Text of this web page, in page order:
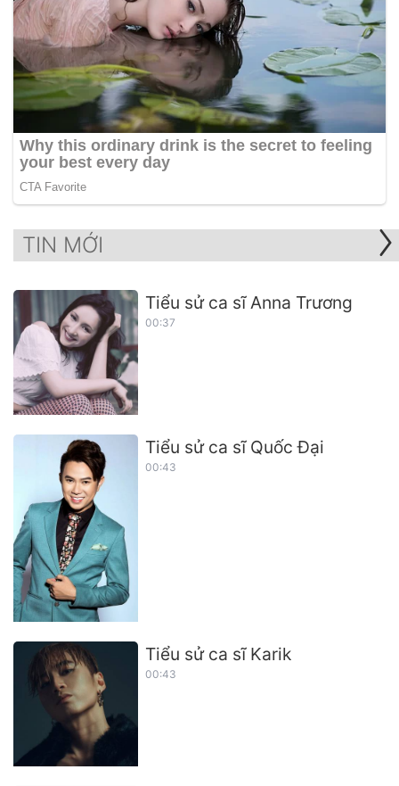
TIN MỚI
Tiểu sử ca sĩ Anna Trương
00:37
Tiểu sử ca sĩ Quốc Đại
00:43
Tiểu sử ca sĩ Karik
00:43